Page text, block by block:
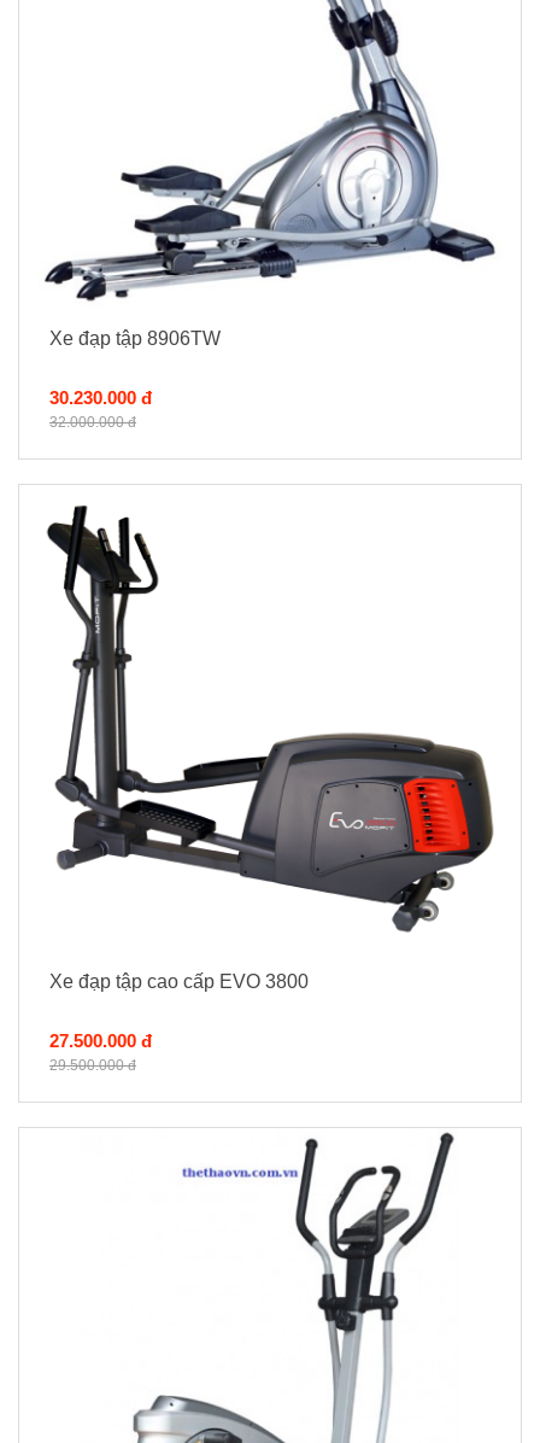
Xe đạp tập 8906TW
30.230.000 đ
32.000.000 đ
Xe đạp tập cao cấp EVO 3800
27.500.000 đ
29.500.000 đ